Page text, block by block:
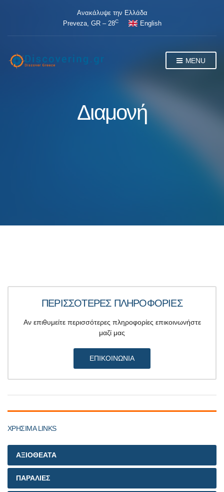
Ανακάλυψε την Ελλάδα
Preveza, GR – 28C English
MENU
Διαμονή
ΠΕΡΙΣΣΟΤΕΡΕΣ ΠΛΗΡΟΦΟΡΙΕΣ
Αν επιθυμείτε περισσότερες πληροφορίες επικοινωνήστε
μαζί μας
ΕΠΙΚΟΙΝΩΝΙΑ
ΧΡΗΣΙΜΑ LINKS
ΑΞΙΟΘΕΑΤΑ
ΠΑΡΑΛΙΕΣ